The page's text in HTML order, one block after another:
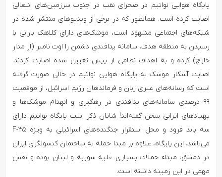
پایگاه هوایی نواتیم در صحرای نقب در جنوب سرزمین‌های اشغالی
اصابت کرده است. همانطور که در برخی از ویدیوهای منتشر شده در
شبکه‌های اجتماعی مشهود است، موشک‌های دارای کلاهک بارانی با
رسیدن به منطقه هدف، سامانه پدافندی دشمن را اوت نامبر (از مدار
خارج) کرده و به اهداف نظامی از پیش تعیین شده اصابت کردند.
اصابت آشکار موشک به پایگاه هوایی نواتیم در حالی صورت گرفته
است که رسانه‌های عبری زبان و فرماندهان رژیم اسرائیل، از موفقیت
۹۹ درصدی سامانه‌های پدافندی در رهگیری و انهدام موشک‌ها و
پهپادهای ایرانی سخن گفته‌اند! شایان ذکر است پایگاه نواتیم دارای
سه باند فرود و محل استقرار جنگنده‌های اسرائیلی به ویژه F-۳۵
می‌باشد. این پایگاه، علاوه بر مبدا حمله به ساختمان کنسولگری ایران
در دمشق، مبداء حملات بسیاری علیه سوریه و لبنان بوده و نقش
مهمی در این زمینه داشته است.